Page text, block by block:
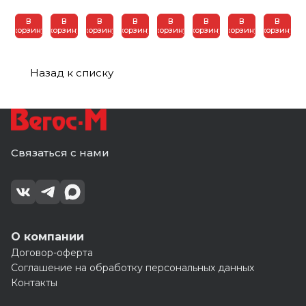
В
корзину
В
корзину
В
корзину
В
корзину
В
корзину
В
корзину
В
корзину
В
корзину
Назад к списку
Связаться с нами
О компании
Договор-оферта
Соглашение на обработку персональных данных
Контакты